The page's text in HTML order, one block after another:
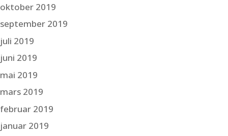
oktober 2019
september 2019
juli 2019
juni 2019
mai 2019
mars 2019
februar 2019
januar 2019